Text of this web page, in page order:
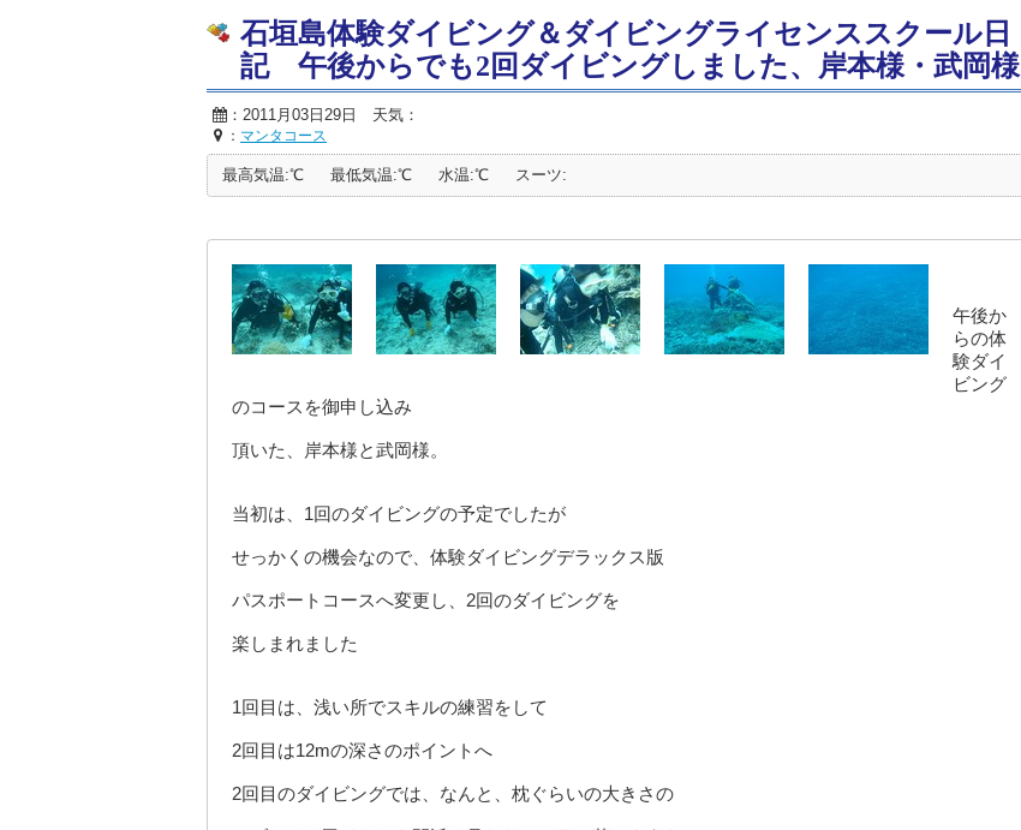
石垣島体験ダイビング＆ダイビングライセンススクール日
記 午後からでも2回ダイビングしました、岸本様・武岡様
：2011月03日29日 天気：
： マンタコース
最高気温:℃ 最低気温:℃ 水温:℃ スーツ:
午後か
らの体
験ダイ
ビング
のコースを御申し込み
頂いた、岸本様と武岡様。
当初は、1回のダイビングの予定でしたが
せっかくの機会なので、体験ダイビングデラックス版
パスポートコースへ変更し、2回のダイビングを
楽しまれました
1回目は、浅い所でスキルの練習をして
2回目は12mの深さのポイントへ
2回目のダイビングでは、なんと、枕ぐらいの大きさの